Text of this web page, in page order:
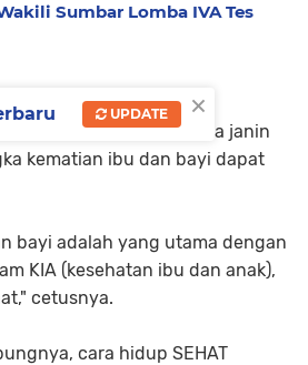
Sumbar Lomba IVA Tes
agar selalu
secara bertahap. Jika janin
kematian ibu dan bayi dapat
bayi adalah yang utama dengan
KIA (kesehatan ibu dan anak),
cetusnya.
cara hidup SEHAT
×
UPDATE